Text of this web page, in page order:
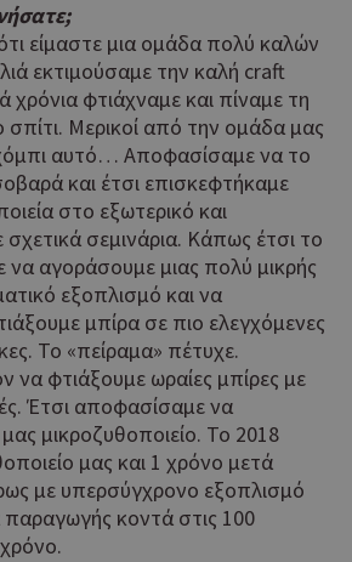
είμαστε μια ομάδα πολύ καλών
εκτιμούσαμε την καλή craft
χρόνια φτιάχναμε και πίναμε τη
σπίτι. Μερικοί από την ομάδα μας
αυτό… Αποφασίσαμε να το
και έτσι επισκεφτήκαμε
στο εξωτερικό και
σεμινάρια. Κάπως έτσι το
αγοράσουμε μιας πολύ μικρής
εξοπλισμό και να
μπίρα σε πιο ελεγχόμενες
Το «πείραμα» πέτυχε.
φτιάξουμε ωραίες μπίρες με
Έτσι αποφασίσαμε να
μικροζυθοποιείο. Το 2018
μας και 1 χρόνο μετά
με υπερσύγχρονο εξοπλισμό
κοντά στις 100